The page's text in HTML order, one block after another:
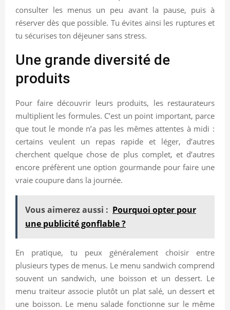
consulter les menus un peu avant la pause, puis à
réserver dès que possible. Tu évites ainsi les ruptures et
tu sécurises ton déjeuner sans stress.
Une grande diversité de
produits
Pour faire découvrir leurs produits, les restaurateurs
multiplient les formules. C’est un point important, parce
que tout le monde n’a pas les mêmes attentes à midi :
certains veulent un repas rapide et léger, d’autres
cherchent quelque chose de plus complet, et d’autres
encore préfèrent une option gourmande pour faire une
vraie coupure dans la journée.
Vous aimerez aussi : Pourquoi opter pour
une publicité gonflable ?
En pratique, tu peux généralement choisir entre
plusieurs types de menus. Le menu sandwich comprend
souvent un sandwich, une boisson et un dessert. Le
menu traiteur associe plutôt un plat salé, un dessert et
une boisson. Le menu salade fonctionne sur le même